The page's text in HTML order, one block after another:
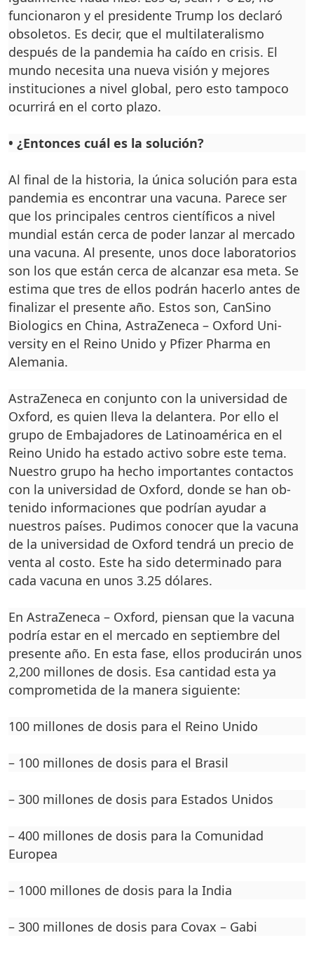
funcionaron y el presidente Trump los declaró
obsoletos. Es decir, que el multilateralis­mo
después de la pandemia ha caído en crisis. El
mun­do necesita una nueva visión y mejores
instituciones a ni­vel global, pero esto tampoco
ocurrirá en el corto plazo.
• ¿Entonces cuál es la solu­ción?
Al final de la historia, la úni­ca solución para esta
pande­mia es encontrar una vacuna. Parece ser
que los principa­les centros científicos a nivel
mundial están cerca de poder lanzar al mercado
una vacu­na. Al presente, unos doce la­boratorios
son los que están cerca de alcanzar esa meta. Se
estima que tres de ellos po­drán hacerlo antes de
finali­zar el presente año. Estos son, CanSino
Biologics en China, AstraZeneca – Oxford Uni­
versity en el Reino Unido y Pfizer Pharma en
Alemania.
AstraZeneca en conjunto con la universidad de
Oxford, es quien lleva la delantera. Por ello el
grupo de Embaja­dores de Latinoamérica en el
Reino Unido ha estado acti­vo sobre este tema.
Nuestro grupo ha hecho importantes contactos
con la universidad de Oxford, donde se han ob­
tenido informaciones que po­drían ayudar a
nuestros paí­ses. Pudimos conocer que la vacuna
de la universidad de Oxford tendrá un precio de
venta al costo. Este ha sido determinado para
cada vacu­na en unos 3.25 dólares.
En AstraZeneca – Oxford, piensan que la vacuna
po­dría estar en el mercado en septiembre del
presente año. En esta fase, ellos producirán unos
2,200 millones de dosis. Esa cantidad esta ya
compro­metida de la manera siguien­te:
100 millones de dosis pa­ra el Reino Unido
– 100 millones de dosis pa­ra el Brasil
– 300 millones de dosis pa­ra Estados Unidos
– 400 millones de dosis pa­ra la Comunidad
Europea
– 1000 millones de dosis para la India
– 300 millones de dosis pa­ra Covax – Gabi